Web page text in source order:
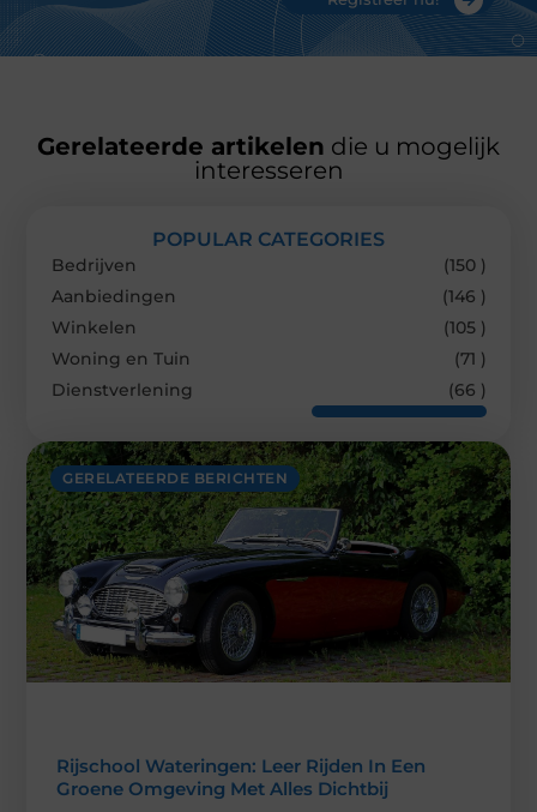
Gerelateerde artikelen die u mogelijk
interesseren
GERELATEERDE BERICHTEN
Rijschool Wateringen: Leer Rijden In Een
Groene Omgeving Met Alles Dichtbij
POPULAR CATEGORIES
Bedrijven
(150 )
Aanbiedingen
(146 )
Winkelen
(105 )
Woning en Tuin
(71 )
Dienstverlening
(66 )